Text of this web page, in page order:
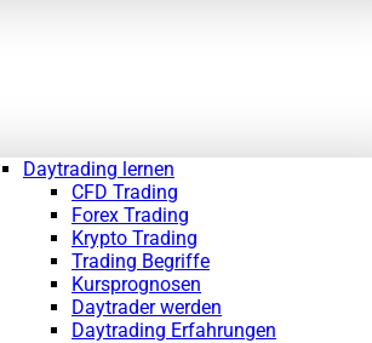
Daytrading lernen
CFD Trading
Forex Trading
Krypto Trading
Trading Begriffe
Kursprognosen
Daytrader werden
Daytrading Erfahrungen